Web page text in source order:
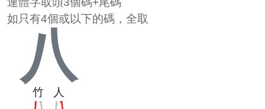
如只有4個或以下的碼，全取
八
竹 人